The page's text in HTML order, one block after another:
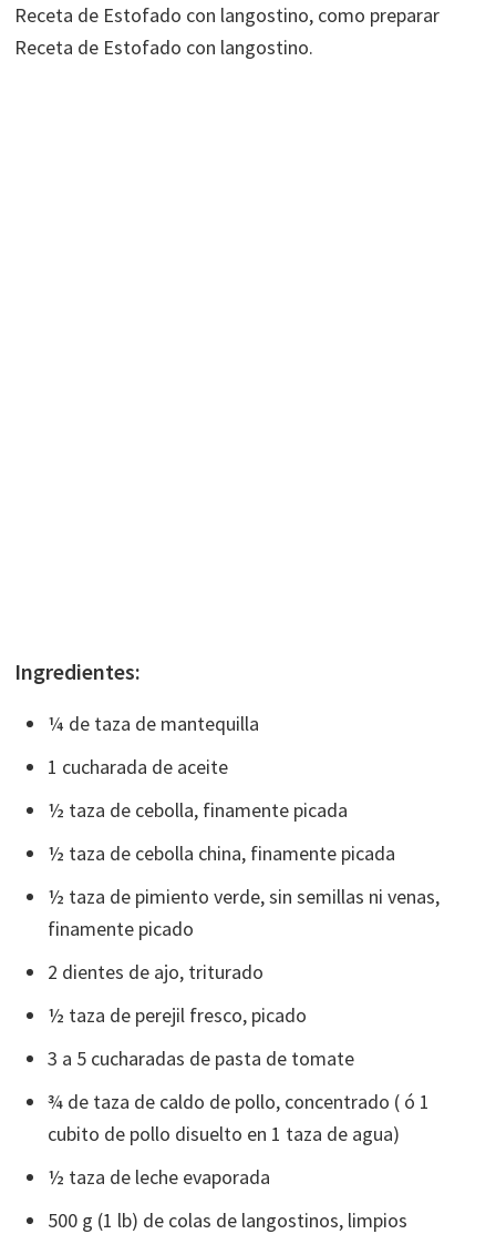
Receta de Estofado con langostino, como preparar
Receta de Estofado con langostino.
Ingredientes:
¼ de taza de mantequilla
1 cucharada de aceite
½ taza de cebolla, finamente picada
½ taza de cebolla china, finamente picada
½ taza de pimiento verde, sin semillas ni venas,
finamente picado
2 dientes de ajo, triturado
½ taza de perejil fresco, picado
3 a 5 cucharadas de pasta de tomate
¾ de taza de caldo de pollo, concentrado ( ó 1
cubito de pollo disuelto en 1 taza de agua)
½ taza de leche evaporada
500 g (1 lb) de colas de langostinos, limpios